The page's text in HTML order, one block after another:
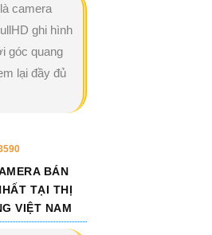
camera
ghi hình
góc quang
lại đầy đủ
BÁN
TẠI THỊ
VIỆT NAM